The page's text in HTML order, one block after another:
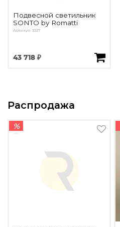
Подвесной светильник
SONTO by Romatti
Артикул: 3337
43 718 ₽
Распродажа
%